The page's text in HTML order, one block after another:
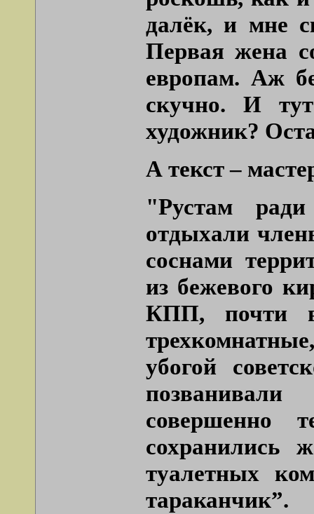
далёк, и мне
Первая жена
европам. Аж
скучно. И
художник?
А текст –
"Рустам
отдыхали
соснами
из бежевого
КПП, почти
убогой
совершенно
сохранились
туалетных
тараканчик”.